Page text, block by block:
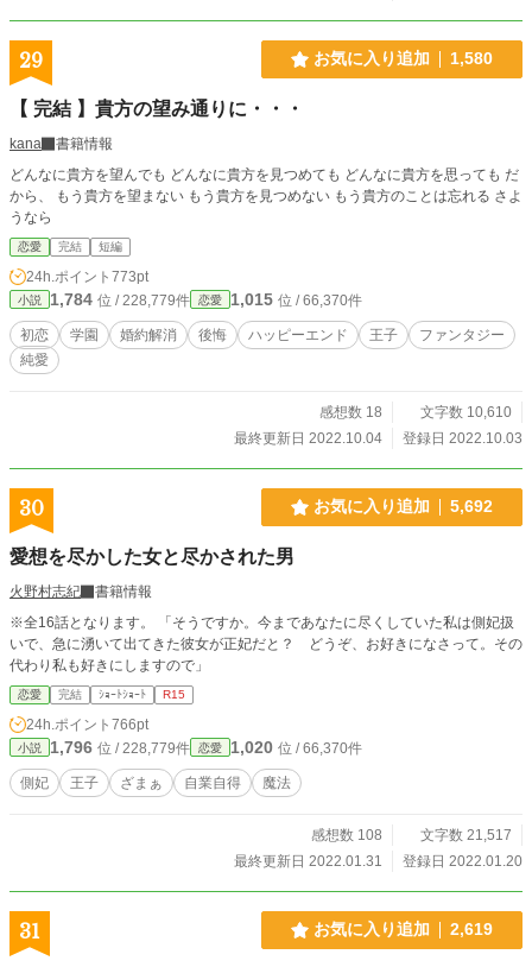
29 お気に入り追加 1,580
【 完結 】貴方の望み通りに・・・
kana
書籍情報
どんなに貴方を望んでも どんなに貴方を見つめても どんなに貴方を思っても だ
から、 もう貴方を望まない もう貴方を見つめない もう貴方のことは忘れる さよ
うなら
恋愛 完結 短編
24h.ポイント 773pt
小説 1,784 位 / 228,779件 恋愛 1,015 位 / 66,370件
初恋 学園 婚約解消 後悔 ハッピーエンド 王子
ファンタジー
純愛
感想数 18
文字数 10,610
最終更新日 2022.10.04
登録日 2022.10.03
30 お気に入り追加 5,692
愛想を尽かした女と尽かされた男
火野村志紀
書籍情報
※全16話となります。 「そうですか。今まであなたに尽くしていた私は側妃扱
いで、急に湧いて出てきた彼女が正妃だと？ どうぞ、お好きになさって。その
代わり私も好きにしますので」
恋愛 完結 ｼｮｰﾄｼｮｰﾄ R15
24h.ポイント 766pt
小説 1,796 位 / 228,779件 恋愛 1,020 位 / 66,370件
側妃 王子 ざまぁ 自業自得 魔法
感想数 108
文字数 21,517
最終更新日 2022.01.31
登録日 2022.01.20
31 お気に入り追加 2,619